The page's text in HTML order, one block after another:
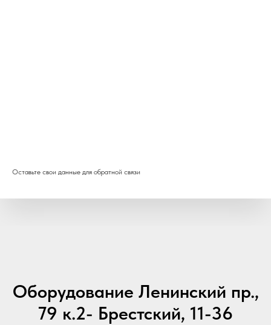
Оставьте свои данные для обратной связи
Оборудование Ленинский пр.,
79 к.2- Брестский, 11-36